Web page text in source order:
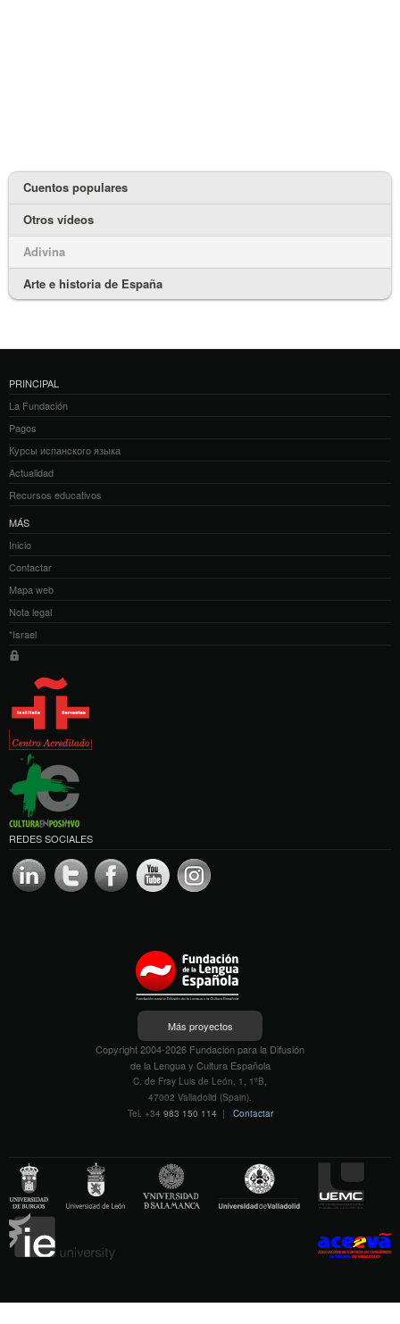
Cuentos populares
Otros vídeos
Adivina
Arte e historia de España
PRINCIPAL
La Fundación
Pagos
Курсы испанского языка
Actualidad
Recursos educativos
MÁS
Inicio
Contactar
Mapa web
Nota legal
*Israel
REDES SOCIALES
Más proyectos
Copyright 2004-2026 Fundación para la Difusión
de la Lengua y Cultura Española
C. de Fray Luis de León, 1, 1ºB,
47002 Valladolid (Spain).
Tel. +34 983 150 114 | Contactar